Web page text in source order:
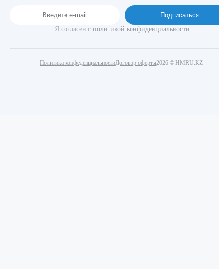
Подписаться
Я согласен с политикой конфиденциальности
Политика конфеденциальности 2026 © HMRU.KZ
Договор оферты